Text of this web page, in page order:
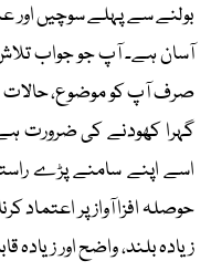
بولنے سے پہلے سوچیں اور
آسان ہے۔ آپ جو جواب تلاش
صرف آپ کو موضوع، حالات
گہرا کھودنے کی ضرورت
اسے اپنے سامنے پڑے
حوصلہ افزا آواز پر
زیادہ بلند، واضح اور